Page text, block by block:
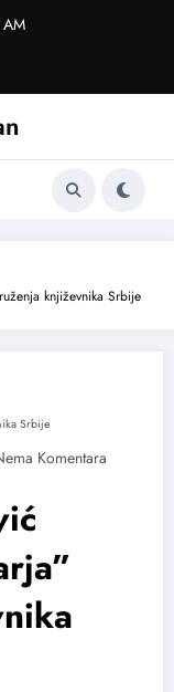
književnika Srbije
Srbije